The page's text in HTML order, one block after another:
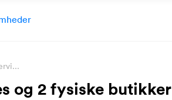
og 2 fysiske butikker